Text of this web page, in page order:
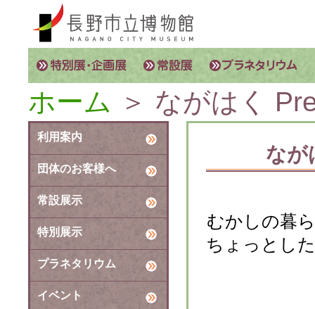
ホーム ＞ ながはく
利用案内
団体のお客様へ
常設展示
特別展示
プラネタリウム
イベント
なが
むかしの暮
ちょっとし